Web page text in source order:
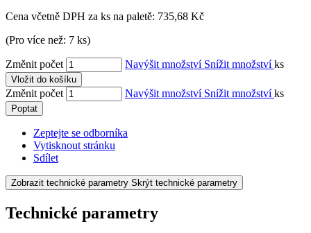
Cena včetně DPH za ks na paletě: 735,68 Kč
(Pro více než: 7 ks)
Změnit počet Navýšit množství Snížit množstvíks
Vložit do košíku
Změnit počet Navýšit množství Snížit množstvíks
Poptat
Zeptejte se odborníka
Vytisknout stránku
Sdílet
Zobrazit technické parametry Skrýt technické parametry
Technické parametry